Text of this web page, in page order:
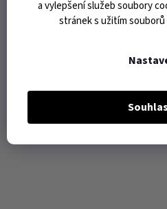
a vylepšení služeb soubory
stránek s užitím